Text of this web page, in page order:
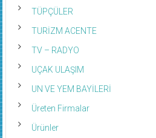
TÜPÇÜLER
TURİZM ACENTE
TV – RADYO
UÇAK ULAŞIM
UN VE YEM BAYİLERİ
Üreten Firmalar
Ürünler